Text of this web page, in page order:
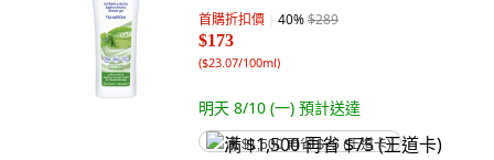
首購折扣價 40%$289
$173
($23.07/100ml)
明天 8/10 (一) 預計送達
满 $1,500 再省 $75 (王道卡)